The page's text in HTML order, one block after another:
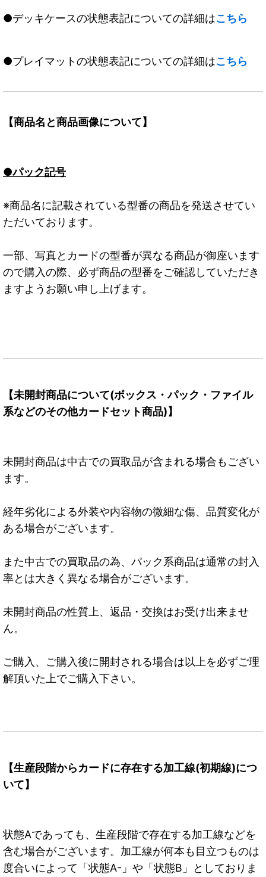
●デッキケースの状態表記についての詳細はこちら
●プレイマットの状態表記についての詳細はこちら
【商品名と商品画像について】
●パック記号
※商品名に記載されている型番の商品を発送させてい
ただいております。
一部、写真とカードの型番が異なる商品が御座います
ので購入の際、必ず商品の型番をご確認していただき
ますようお願い申し上げます。
【未開封商品について(ボックス・パック・ファイル
系などのその他カードセット商品)】
未開封商品は中古での買取品が含まれる場合もござい
ます。
経年劣化による外装や内容物の微細な傷、品質変化が
ある場合がございます。
また中古での買取品の為、パック系商品は通常の封入
率とは大きく異なる場合がございます。
未開封商品の性質上、返品・交換はお受け出来ませ
ん。
ご購入、ご購入後に開封される場合は以上を必ずご理
解頂いた上でご購入下さい。
【生産段階からカードに存在する加工線(初期線)につ
いて】
状態Aであっても、生産段階で存在する加工線などを
含む場合がございます。加工線が何本も目立つものは
度合いによって「状態A-」や「状態B」としておりま